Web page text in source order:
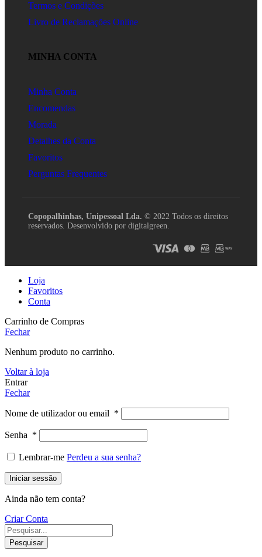
Termos e Condições
Livro de Reclamações Online
MINHA CONTA
Minha Conta
Encomendas
Morada
Detalhes da Conta
Favoritos
Perguntas Frequentes
Copopalhinhas, Unipessoal Lda. © 2022 Todos os direitos
reservados. Desenvolvido por digitalgreen.
Loja
Favoritos
Conta
Carrinho de Compras
Fechar
Nenhum produto no carrinho.
Voltar à loja
Entrar
Fechar
Nome de utilizador ou email *
Senha *
Lembrar-me Perdeu a sua senha?
Iniciar sessão
Ainda não tem conta?
Criar Conta
Pesquisar